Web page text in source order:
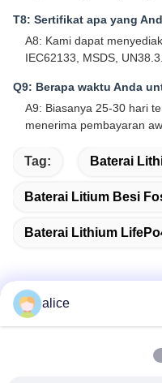
T8: Sertifikat apa yang
A8: Kami dapat
IEC62133, MSDS, UN38.3.
Q9: Berapa waktu Anda
A9: Biasanya 25-30 hari
menerima pembayaran
Tag: Baterai
Baterai Litium Besi
Baterai Lithium
alice